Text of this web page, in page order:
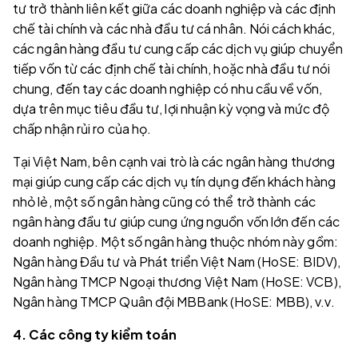
tư trở thành liên kết giữa các doanh nghiệp và các định
chế tài chính và các nhà đầu tư cá nhân. Nói cách khác,
các ngân hàng đầu tư cung cấp các dịch vụ giúp chuyển
tiếp vốn từ các định chế tài chính, hoặc nhà đầu tư nói
chung, đến tay các doanh nghiệp có nhu cầu về vốn,
dựa trên mục tiêu đầu tư, lợi nhuận kỳ vọng và mức độ
chấp nhận rủi ro của họ.
Tại Việt Nam, bên cạnh vai trò là các ngân hàng thương
mại giúp cung cấp các dịch vụ tín dụng đến khách hàng
nhỏ lẻ, một số ngân hàng cũng có thể trở thành các
ngân hàng đầu tư giúp cung ứng nguồn vốn lớn đến các
doanh nghiệp. Một số ngân hàng thuộc nhóm này gồm:
Ngân hàng Đầu tư và Phát triển Việt Nam (HoSE: BIDV),
Ngân hàng TMCP Ngoại thương Việt Nam (HoSE: VCB),
Ngân hàng TMCP Quân đội MBBank (HoSE: MBB), v.v.
4. Các công ty kiểm toán